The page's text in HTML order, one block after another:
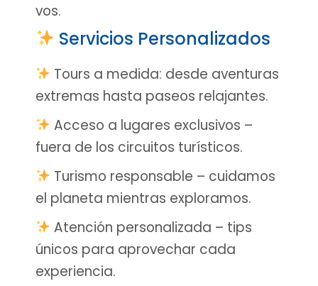
vos.
Servicios Personalizados
Tours a medida: desde aventuras
extremas hasta paseos relajantes.
Acceso a lugares exclusivos –
fuera de los circuitos turísticos.
Turismo responsable – cuidamos
el planeta mientras exploramos.
Atención personalizada – tips
únicos para aprovechar cada
experiencia.